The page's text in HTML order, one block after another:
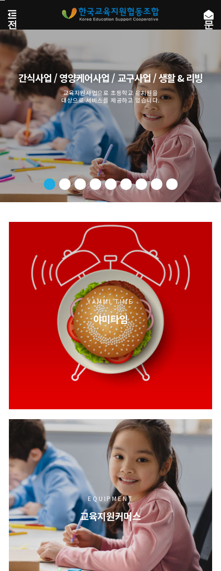
로
가
전
체
메
뉴
열
기
문
간식사업 / 영양케어사업 / 교구사업 / 생활 & 리빙
교육지원사업으로 초등학교 유치원을
대상으로 서비스를 제공하고 있습니다.
YAMMI TIME
야미타임
EQUIPMENT
교육지원커머스